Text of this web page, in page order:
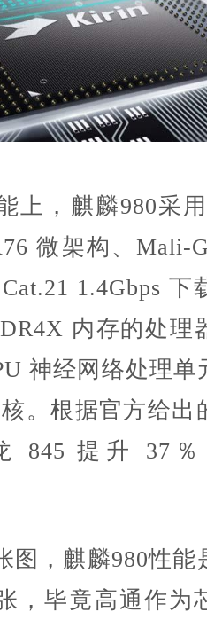
，麒麟980采用
微架构、Mali-
1.4Gbps 下
内存的处理
神经网络处理单
。根据官方给出
845 提升 37
，麒麟980性能
，毕竟高通作为